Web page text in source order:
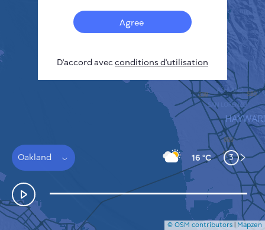
Taches thermiques
Le vent
Oakland 16 °C 3
COMMENT ÇA MARCHE
POLITIQUE DE CONFIDENTIALITÉ
CONDITIONS GÉNÉRALES D'UTILISATION
GUIDE D'INSTALLATION
© OSM contributors | Mapzen
Agree
D'accord avecconditions d'utilisation